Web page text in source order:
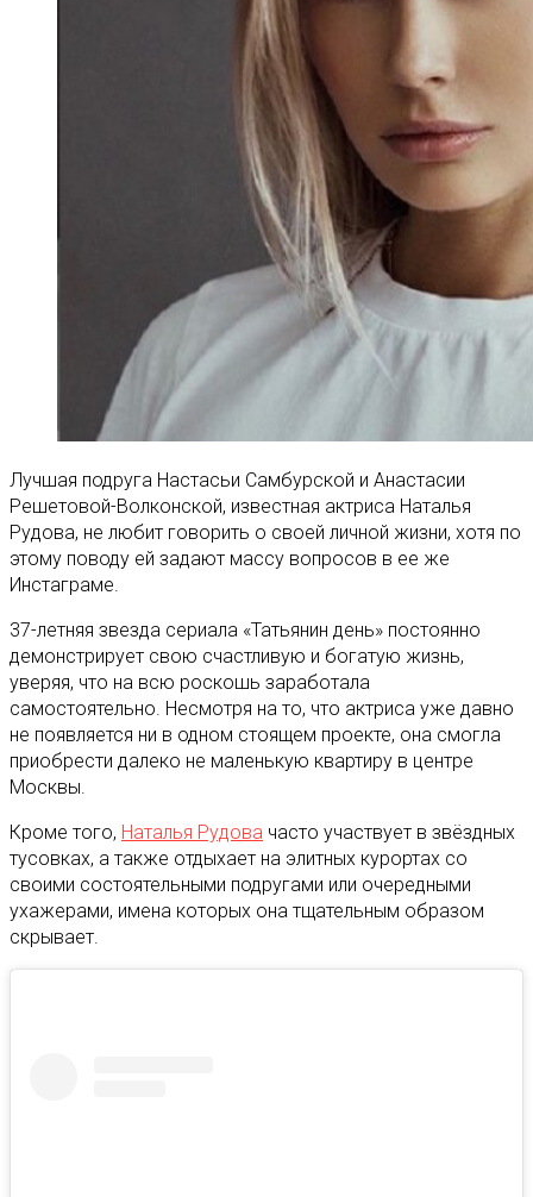
Лучшая подруга Настасьи Самбурской и Анастасии
Решетовой-Волконской, известная актриса Наталья
Рудова, не любит говорить о своей личной жизни, хотя по
этому поводу ей задают массу вопросов в ее же
Инстаграме.
37-летняя звезда сериала «Татьянин день» постоянно
демонстрирует свою счастливую и богатую жизнь,
уверяя, что на всю роскошь заработала
самостоятельно. Несмотря на то, что актриса уже давно
не появляется ни в одном стоящем проекте, она смогла
приобрести далеко не маленькую квартиру в центре
Москвы.
Кроме того, Наталья Рудова часто участвует в звёздных
тусовках, а также отдыхает на элитных курортах со
своими состоятельными подругами или очередными
ухажерами, имена которых она тщательным образом
скрывает.